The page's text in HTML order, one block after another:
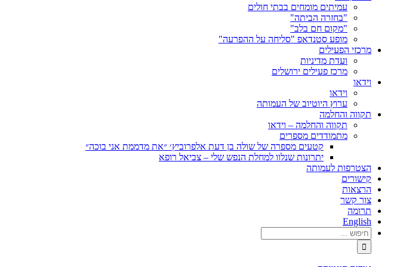
עמיתים מומחים בבתי חולים
"בחזרה הביתה"
"מקום חם בלב"
מופע סטנדאפ "סליחה על ההפרעה"
מרכזי הפעילים
ועדת מדיניות
מרכז פעילים ירושלים
וידאו
וידאו
ערוץ היוטיוב של העמותה
תקווה והחלמה
תקווה והחלמה – וידאו
מתמודדים מספרים
קטעים מספרה של שולה בן דעת אלפרוביץ׳ ״את מדממת אני בוכה״
יתרונות שנלוו למחלת הנפש שלי – צביאל רופא
הצטרפות לעמותה
קישורים
הרצאות
צור קשר
תרומה
English
חיפוש...